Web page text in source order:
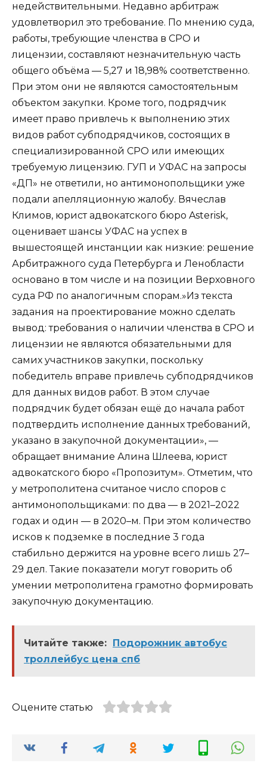
недействительными. Недавно арбитраж
удовлетворил это требование. По мнению суда,
работы, требующие членства в СРО и
лицензии, составляют незначительную часть
общего объёма — 5,27 и 18,98% соответственно.
При этом они не являются самостоятельным
объектом закупки. Кроме того, подрядчик
имеет право привлечь к выполнению этих
видов работ субподрядчиков, состоящих в
специализированной СРО или имеющих
требуемую лицензию. ГУП и УФАС на запросы
«ДП» не ответили, но антимонопольщики уже
подали апелляционную жалобу. Вячеслав
Климов, юрист адвокатского бюро Asterisk,
оценивает шансы УФАС на успех в
вышестоящей инстанции как низкие: решение
Арбитражного суда Петербурга и Ленобласти
основано в том числе и на позиции Верховного
суда РФ по аналогичным спорам.»Из текста
задания на проектирование можно сделать
вывод: требования о наличии членства в СРО и
лицензии не являются обязательными для
самих участников закупки, поскольку
победитель вправе привлечь субподрядчиков
для данных видов работ. В этом случае
подрядчик будет обязан ещё до начала работ
подтвердить исполнение данных требований,
указано в закупочной документации», —
обращает внимание Алина Шлеева, юрист
адвокатского бюро «Пропозитум». Отметим, что
у метрополитена считаное число споров с
антимонопольщиками: по два — в 2021–2022
годах и один — в 2020–м. При этом количество
исков к подземке в последние 3 года
стабильно держится на уровне всего лишь 27–
29 дел. Такие показатели могут говорить об
умении метрополитена грамотно формировать
закупочную документацию.
Читайте также: Подорожник автобус
троллейбус цена спб
Оцените статью